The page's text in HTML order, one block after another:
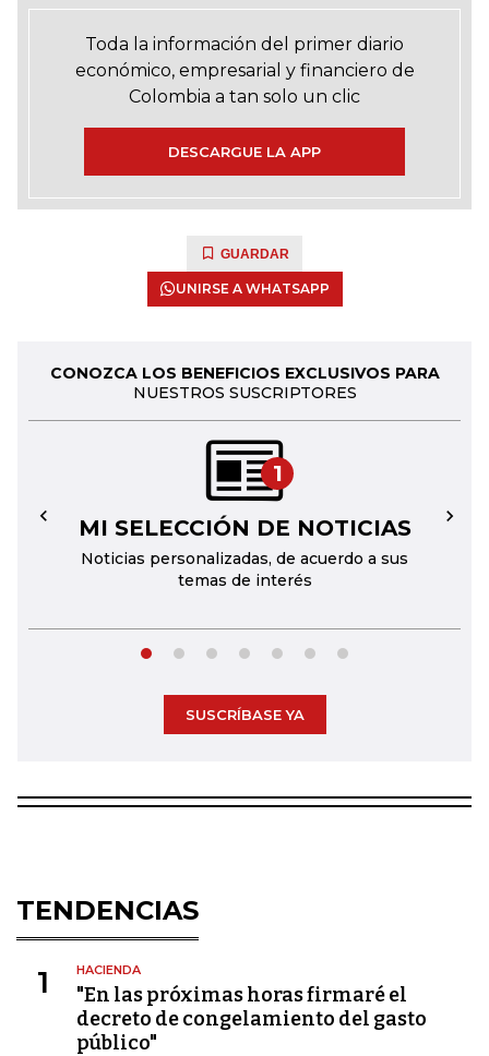
Toda la información del primer diario
económico, empresarial y financiero de
Colombia a tan solo un clic
DESCARGUE LA APP
GUARDAR
UNIRSE A WHATSAPP
CONOZCA LOS BENEFICIOS EXCLUSIVOS PARA
NUESTROS SUSCRIPTORES
1
MI SELECCIÓN DE NOTICIAS
Noticias personalizadas, de acuerdo a sus
temas de interés
← →
SUSCRÍBASE YA
TENDENCIAS
1 HACIENDA
"En las próximas horas firmaré el
decreto de congelamiento del gasto
público"